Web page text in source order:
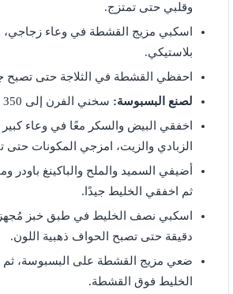
وقلبي حتى تمتزج.
اسكبي مزيج القشطة في وعاء زجاجي،
بلاستيكي.
احفظي القشطة في الثلاجة حتى تصبح
لصنع البسبوسة: سخني الفرن إلى 350 درجة فهرنهايت.
اخفقي البيض والسكر معًا في وعاء
الزبادي والزيت، امزجي المكونات حتى
أضيفي السميد والملح والباكينغ باودر
ثم اخفقي الخليط جيدًا.
دقيقة حتى تصبح الحواف ذهبية اللون.
ضعي مزيج القشطة على البسبوسة،
الخليط فوق القشطة.